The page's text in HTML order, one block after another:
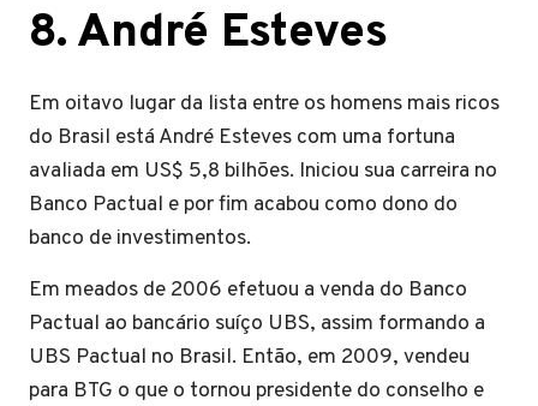
8. André Esteves
Em oitavo lugar da lista entre os homens mais ricos
do Brasil está André Esteves com uma fortuna
avaliada em US$ 5,8 bilhões. Iniciou sua carreira no
Banco Pactual e por fim acabou como dono do
banco de investimentos.
Em meados de 2006 efetuou a venda do Banco
Pactual ao bancário suíço UBS, assim formando a
UBS Pactual no Brasil. Então, em 2009, vendeu
para BTG o que o tornou presidente do conselho e